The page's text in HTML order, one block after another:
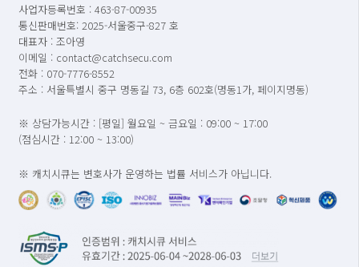
사업자등록번호 : 463-87-00935
통신판매번호: 2025-서울중구-827 호
대표자 : 조아영
이메일 : contact@catchsecu.com
전화 : 070-7776-8552
주소 : 서울특별시 중구 명동길 73, 6층 602호(명동1가, 페이지명동)
※ 상담가능시간 : [평일] 월요일 ~ 금요일 : 09:00 ~ 17:00
(점심시간 : 12:00 ~ 13:00)
※ 캐치시큐는 변호사가 운영하는 법률 서비스가 아닙니다.